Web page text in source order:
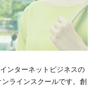
ンターネットビジネスの
ラインスクールです。創